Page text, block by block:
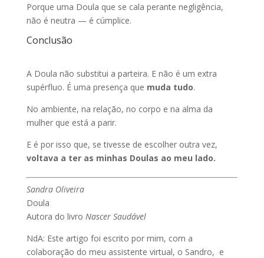
Porque uma Doula que se cala perante negligência,
não é neutra — é cúmplice.
Conclusão
A Doula não substitui a parteira. E não é um extra
supérfluo. É uma presença que muda tudo.
No ambiente, na relação, no corpo e na alma da
mulher que está a parir.
E é por isso que, se tivesse de escolher outra vez,
voltava a ter as minhas Doulas ao meu lado.
Sandra Oliveira
Doula
Autora do livro Nascer Saudável
NdA: Este artigo foi escrito por mim, com a
colaboração do meu assistente virtual, o Sandro, e